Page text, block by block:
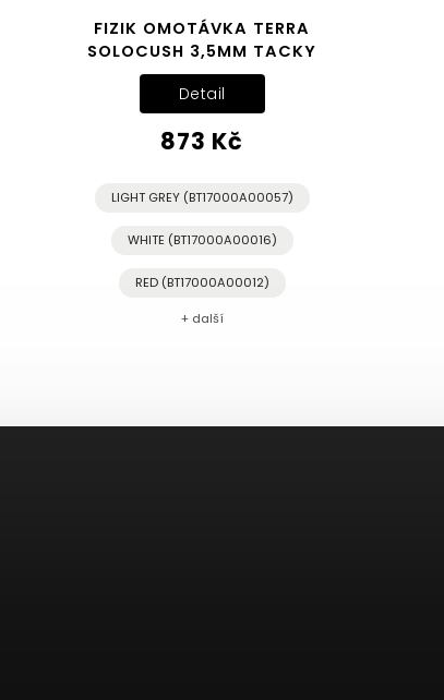
FIZIK OMOTÁVKA TERRA
SOLOCUSH 3,5MM TACKY
873 Kč
Detail
LIGHT GREY (BT17000A00057)
WHITE (BT17000A00016)
RED (BT17000A00012)
+ další